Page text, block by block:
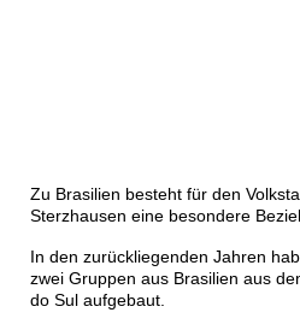
Zu Brasilien besteht für den
Sterzhausen eine besondere
In den zurückliegenden Jahren
zwei Gruppen aus Brasilien aus
do Sul aufgebaut.